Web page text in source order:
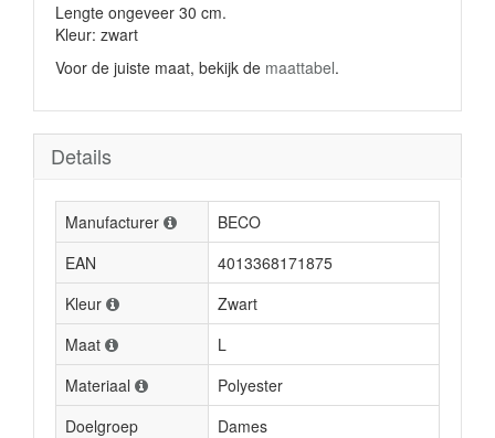
Lengte ongeveer 30 cm.
Kleur: zwart
Voor de juiste maat, bekijk de maattabel.
Details
Manufacturer
BECO
EAN
4013368171875
Kleur
Zwart
Maat
L
Materiaal
Polyester
Doelgroep
Dames